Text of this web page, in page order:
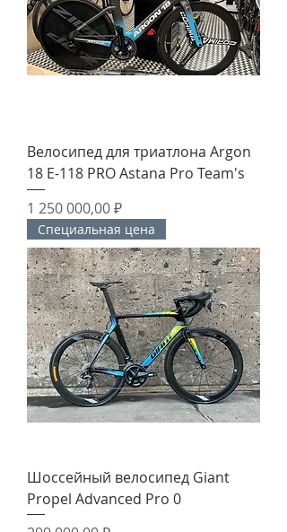
Велосипед для триатлона Argon
18 E-118 PRO Astana Pro Team's
Цена
1 250 000,00 ₽
Специальная цена
Шоссейный велосипед Giant
Propel Advanced Pro 0